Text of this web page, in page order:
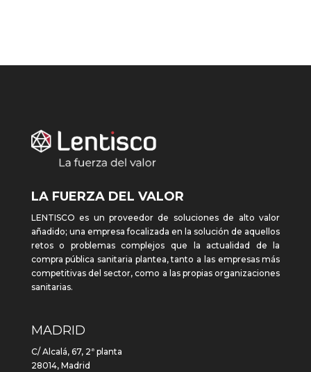
LA FUERZA DEL VALOR
LENTISCO es un proveedor de soluciones de alto valor
añadido; una empresa focalizada en la solución de aquellos
retos o problemas complejos que la actualidad de la
compra pública sanitaria plantea, tanto a las empresas más
competitivas del sector, como a las propias organizaciones
sanitarias.
MADRID
C/ Alcalá, 67, 2ª planta
28014, Madrid